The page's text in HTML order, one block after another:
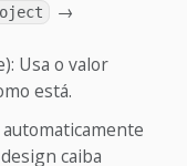
→
Usa o valor
está.
automaticamente
caiba